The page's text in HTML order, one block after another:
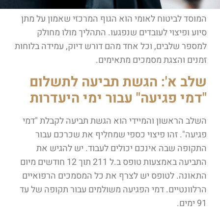
המוסד לביטוח לאומי הוא הגוף המרכזי שאמון על מתן
סיוע ופיצוי לעובדים שנפגעו. התהליך מולו מחולק
למספר שלבים, וכל אחד מהם דורש דיוק, עמידה בלוחות
זמנים והצגת מסמכים מתאימים.
שלב א': הגשת תביעה לתשלום
"דמי פגיעה" עבור ימי היעדרות
השלב הראשון והמיידי הוא הגשת תביעה לקבלת "דמי
פגיעה". זהו פיצוי כספי שמחליף את שכרכם עבור
התקופה שבה אינכם יכולים לעבוד. יש להגיש את
התביעה באמצעות טופס ב.ל 211 תוך 12 חודשים מיום
התאונה. לטופס יש לצרף את כל המסמכים הרפואיים
הרלוונטיים. דמי הפגיעה משולמים עבור תקופה של עד
91 ימים.